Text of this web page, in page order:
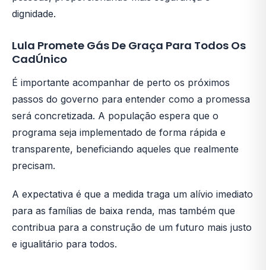
dignidade.
Lula Promete Gás De Graça Para Todos Os
CadÚnico
É importante acompanhar de perto os próximos
passos do governo para entender como a promessa
será concretizada. A população espera que o
programa seja implementado de forma rápida e
transparente, beneficiando aqueles que realmente
precisam.
A expectativa é que a medida traga um alívio imediato
para as famílias de baixa renda, mas também que
contribua para a construção de um futuro mais justo
e igualitário para todos.